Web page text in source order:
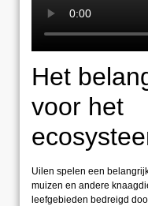
Het
voor het
Uilen spelen een
muizen en andere
leefgebieden bedreigd